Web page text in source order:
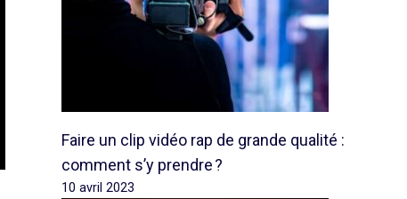
Faire un clip vidéo rap de grande qualité :
comment s’y prendre ?
10 avril 2023